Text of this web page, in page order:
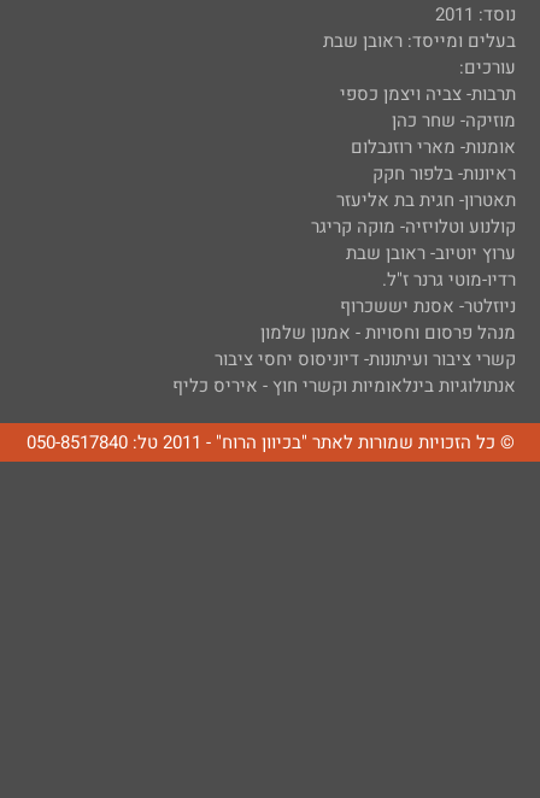
נוסד: 2011
בעלים ומייסד: ראובן שבת
עורכים:
תרבות- צביה ויצמן כספי
מוזיקה- שחר כהן
אומנות- מארי רוזנבלום
ראיונות- בלפור חקק
תאטרון- חגית בת אליעזר
קולנוע וטלויזיה- מוקה קריגר
ערוץ יוטיוב- ראובן שבת
רדיו-מוטי גרנר ז"ל.
ניוזלטר- אסנת יששכרוף
מנהל פרסום וחסויות - אמנון שלמון
קשרי ציבור ועיתונות- דיוניסוס יחסי ציבור
אנתולוגיות בינלאומיות וקשרי חוץ - איריס כליף
© כל הזכויות שמורות לאתר "בכיוון הרוח" - 2011 טל: 050-8517840